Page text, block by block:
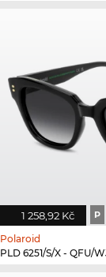
1 258,92 Kč P
Polaroid
PLD 6251/S/X - QFU/